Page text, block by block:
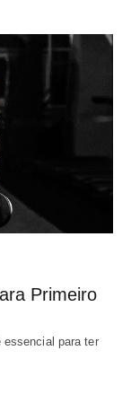
Primeiro
essencial para ter